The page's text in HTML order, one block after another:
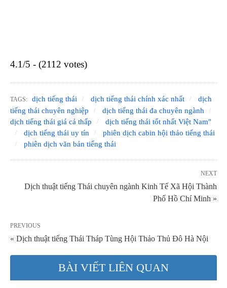
4.1/5 - (2112 votes)
TAGS: dịch tiếng thái dịch tiếng thái chính xác nhất
dịch
tiếng thái chuyên nghiệp
dịch tiếng thái đa chuyên ngành
dịch tiếng thái giá cả thấp
dịch tiếng thái tốt nhất Việt Nam"
dịch tiếng thái uy tín
phiên dịch cabin hội thảo tiếng thái
phiên dịch văn bản tiếng thái
NEXT
Dịch thuật tiếng Thái chuyên ngành Kinh Tế Xã Hội Thành
Phố Hồ Chí Minh »
PREVIOUS
« Dịch thuật tiếng Thái Tháp Tùng Hội Thảo Thủ Đô Hà Nội
BÀI VIẾT LIÊN QUAN